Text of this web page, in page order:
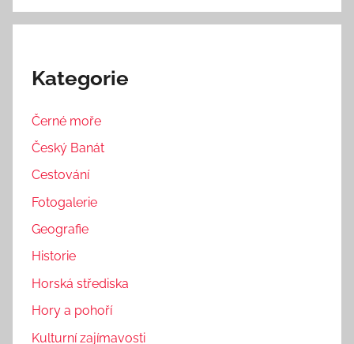
Kategorie
Černé moře
Český Banát
Cestování
Fotogalerie
Geografie
Historie
Horská střediska
Hory a pohoří
Kulturní zajímavosti